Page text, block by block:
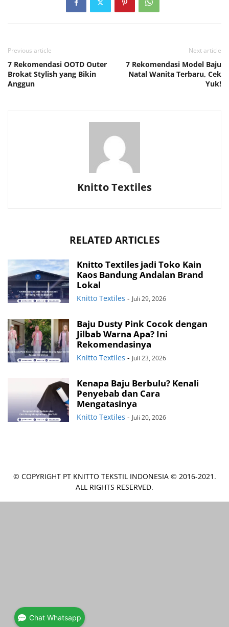
Previous article
7 Rekomendasi OOTD Outer
Brokat Stylish yang Bikin
Anggun
Next article
7 Rekomendasi Model Baju
Natal Wanita Terbaru, Cek
Yuk!
Knitto Textiles
RELATED ARTICLES
Knitto Textiles jadi Toko Kain
Kaos Bandung Andalan Brand
Lokal
Knitto Textiles - Juli 29, 2026
Baju Dusty Pink Cocok dengan
Jilbab Warna Apa? Ini
Rekomendasinya
Knitto Textiles - Juli 23, 2026
Kenapa Baju Berbulu? Kenali
Penyebab dan Cara
Mengatasinya
Knitto Textiles - Juli 20, 2026
© COPYRIGHT PT KNITTO TEKSTIL INDONESIA © 2016-2021.
ALL RIGHTS RESERVED.
Chat Whatsapp